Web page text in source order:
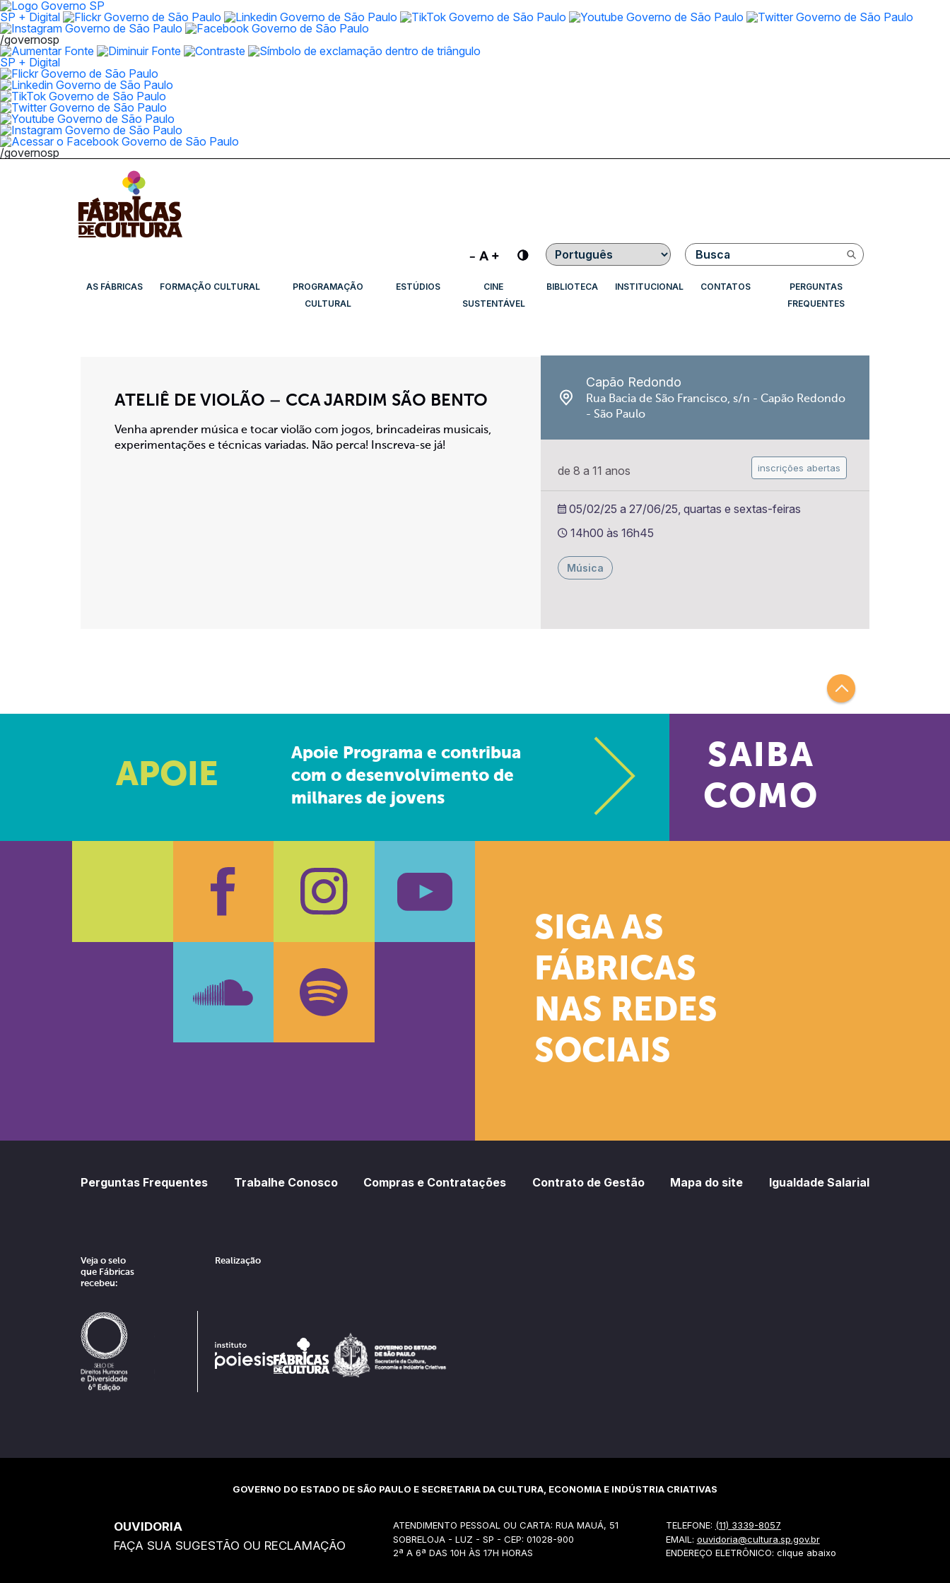
SP + Digital
/governosp
SP + Digital
/governosp
Contraste Buscar
AS FÁBRICAS FORMAÇÃO CULTURAL
PROGRAMAÇÃO
CULTURAL
ESTÚDIOS
CINE
SUSTENTÁVEL
BIBLIOTECA INSTITUCIONAL CONTATOS
PERGUNTAS
FREQUENTES
ATELIÊ DE VIOLÃO – CCA JARDIM SÃO BENTO
Venha aprender música e tocar violão com jogos, brincadeiras musicais,
experimentações e técnicas variadas. Não perca! Inscreva-se já!
Capão Redondo
Rua Bacia de São Francisco, s/n - Capão Redondo
- São Paulo
de 8 a 11 anos inscrições abertas
05/02/25 a 27/06/25, quartas e sextas-feiras
14h00 às 16h45
Música
APOIE
Apoie Programa e contribua
com o desenvolvimento de
milhares de jovens
SAIBA
COMO
SIGA AS
FÁBRICAS
NAS REDES
SOCIAIS
FacebookInstagram
Perguntas Frequentes Trabalhe Conosco Compras e Contratações Contrato de Gestão Mapa do site Igualdade Salarial
Veja o selo
que Fábricas
recebeu:
Realização
GOVERNO DO ESTADO DE SÃO PAULO E SECRETARIA DA CULTURA, ECONOMIA E INDÚSTRIA CRIATIVAS
OUVIDORIA
FAÇA SUA SUGESTÃO OU RECLAMAÇÃO
ATENDIMENTO PESSOAL OU CARTA: RUA MAUÁ, 51
SOBRELOJA - LUZ - SP - CEP: 01028-900
2ª A 6ª DAS 10H ÀS 17H HORAS
TELEFONE: (11) 3339-8057
EMAIL: ouvidoria@cultura.sp.gov.br
ENDEREÇO ELETRÔNICO: clique abaixo